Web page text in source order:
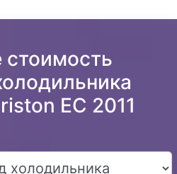
стоимость
EC 2011